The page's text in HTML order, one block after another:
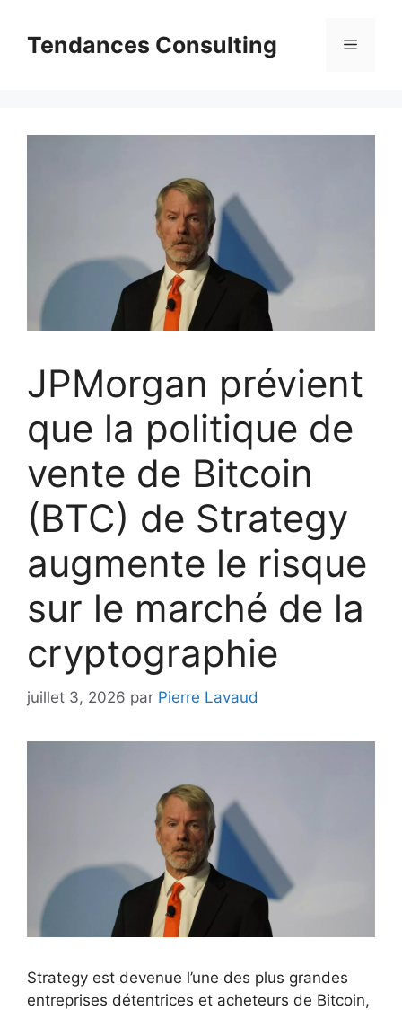
contenuTendances Consulting Menu
JPMorgan prévient
que la politique de
vente de Bitcoin
(BTC) de Strategy
augmente le risque
sur le marché de la
cryptographie
juillet 3, 2026 par Pierre Lavaud
Strategy est devenue l’une des plus grandes
entreprises détentrices et acheteurs de Bitcoin,